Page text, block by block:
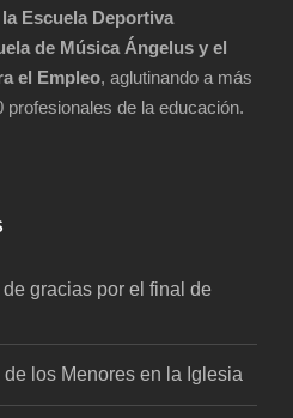
Escuela Deportiva
de Música Ángelus y el
el Empleo, aglutinando a más
de la educación.
gracias por el final de
los Menores en la Iglesia